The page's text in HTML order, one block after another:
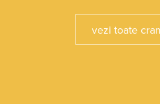
vezi toate